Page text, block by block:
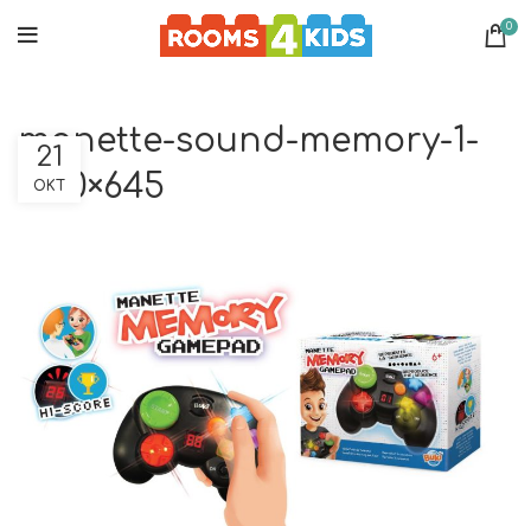
0
manette-sound-memory-1-
1200×645
21
ΟΚΤ